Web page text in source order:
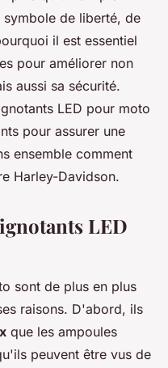
de liberté, de
il est essentiel
pour améliorer non
aussi sa sécurité.
LED pour moto
pour assurer une
ensemble comment
Harley-Davidson.
LED
sont de plus en plus
raisons. D'abord, ils
que les ampoules
peuvent être vus de